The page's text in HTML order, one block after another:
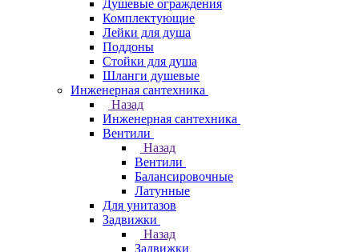
Душевые ограждения
Комплектующие
Лейки для душа
Поддоны
Стойки для душа
Шланги душевые
Инженерная сантехника
Назад
Инженерная сантехника
Вентили
Назад
Вентили
Балансировочные
Латунные
Для унитазов
Задвижки
Назад
Задвижки